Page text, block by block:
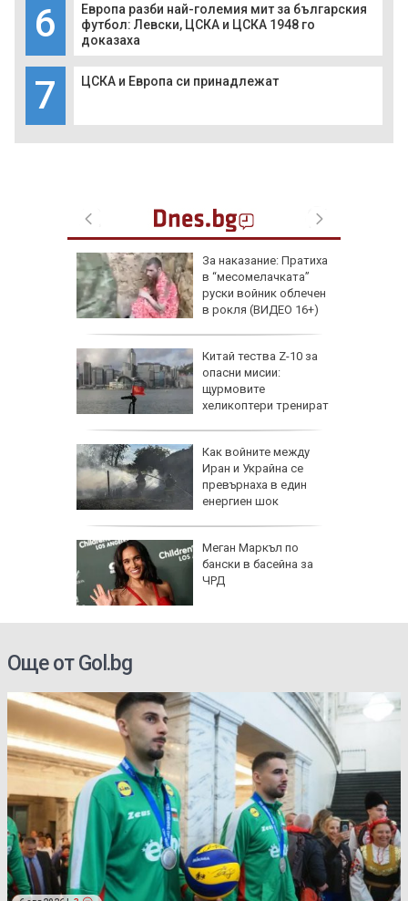
6
Европа разби най-големия мит за българския
футбол: Левски, ЦСКА и ЦСКА 1948 го
доказаха
7 ЦСКА и Европа си принадлежат
За наказание: Пратиха
в “месомелачката”
руски войник облечен
в рокля (ВИДЕО 16+)
Китай тества Z-10 за
опасни мисии:
щурмовите
хеликоптери тренират
Как войните между
Иран и Украйна се
превърнаха в един
енергиен шок
Меган Маркъл по
бански в басейна за
ЧРД
Още от Gol.bg